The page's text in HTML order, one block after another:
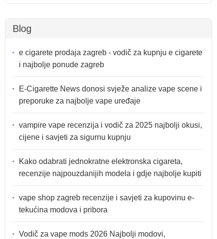
Blog
e cigarete prodaja zagreb - vodič za kupnju e cigarete
i najbolje ponude zagreb
E-Cigarette News donosi svježe analize vape scene i
preporuke za najbolje vape uređaje
vampire vape recenzija i vodič za 2025 najbolji okusi,
cijene i savjeti za sigurnu kupnju
Kako odabrati jednokratne elektronska cigareta,
recenzije najpouzdanijih modela i gdje najbolje kupiti
vape shop zagreb recenzije i savjeti za kupovinu e-
tekućina modova i pribora
Vodič za vape mods 2026 Najbolji modovi,